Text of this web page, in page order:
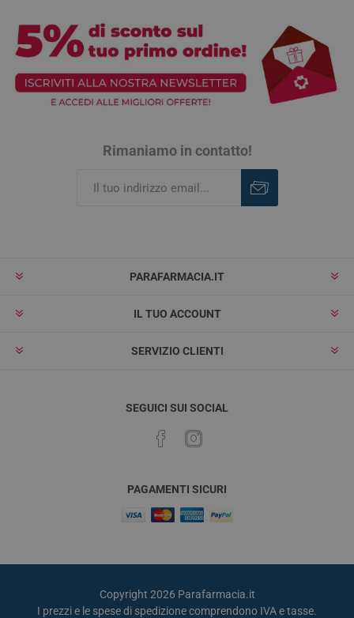
Rimaniamo in contatto!
PARAFARMACIA.IT
IL TUO ACCOUNT
SERVIZIO CLIENTI
SEGUICI SUI SOCIAL
PAGAMENTI SICURI
Copyright 2026 Parafarmacia.it
I prezzi e le spese di spedizione comprendono IVA e tasse.